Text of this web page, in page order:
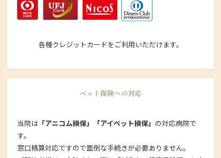
各種クレジットカードをご利用いただけます。
ペット保険への対応
当院は 「アニコム損保」「アイペット損保」 の対応病院で
す。
窓口精算対応ですので面倒な手続きが必要ありません。